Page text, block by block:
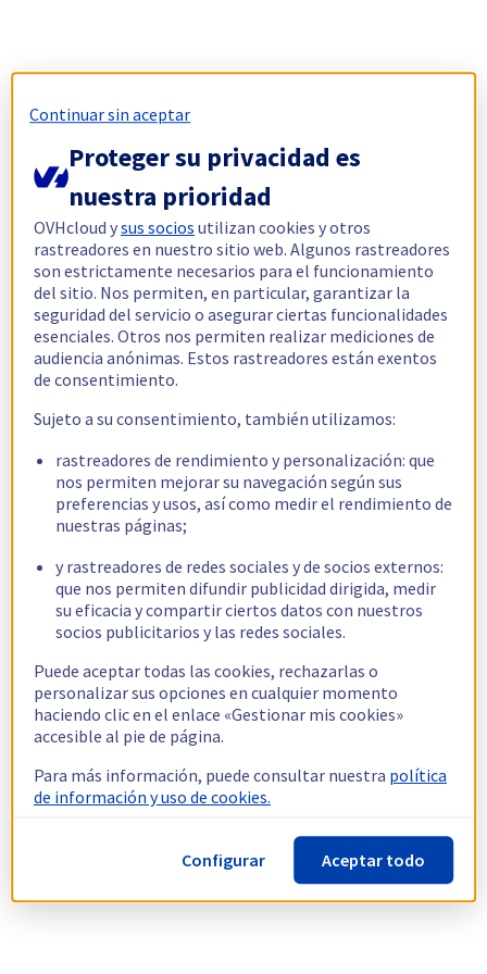
Continuar sin aceptar
Proteger su privacidad es
nuestra prioridad
OVHcloud ysus socios utilizan cookies y otros
rastreadores en nuestro sitio web. Algunos rastreadores
son estrictamente necesarios para el funcionamiento
del sitio. Nos permiten, en particular, garantizar la
seguridad del servicio o asegurar ciertas funcionalidades
esenciales. Otros nos permiten realizar mediciones de
audiencia anónimas. Estos rastreadores están exentos
de consentimiento.
Sujeto a su consentimiento, también utilizamos:
rastreadores de rendimiento y personalización: que
nos permiten mejorar su navegación según sus
preferencias y usos, así como medir el rendimiento de
nuestras páginas;
y rastreadores de redes sociales y de socios externos:
que nos permiten difundir publicidad dirigida, medir
su eficacia y compartir ciertos datos con nuestros
socios publicitarios y las redes sociales.
Puede aceptar todas las cookies, rechazarlas o
personalizar sus opciones en cualquier momento
haciendo clic en el enlace «Gestionar mis cookies»
accesible al pie de página.
Para más información, puede consultar nuestra política
de información y uso de cookies.
Configurar Aceptar todo